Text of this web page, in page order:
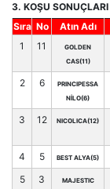
3. KOŞU SONUÇLARI
Sıra No Atın Adı
1
11
GOLDEN
CAS(11)
2 6
PRINCIPESSA
NİLO(6)
3 12 NICOLICA(12)
4 5 BEST ALYA(5)
5 3
MAJESTIC